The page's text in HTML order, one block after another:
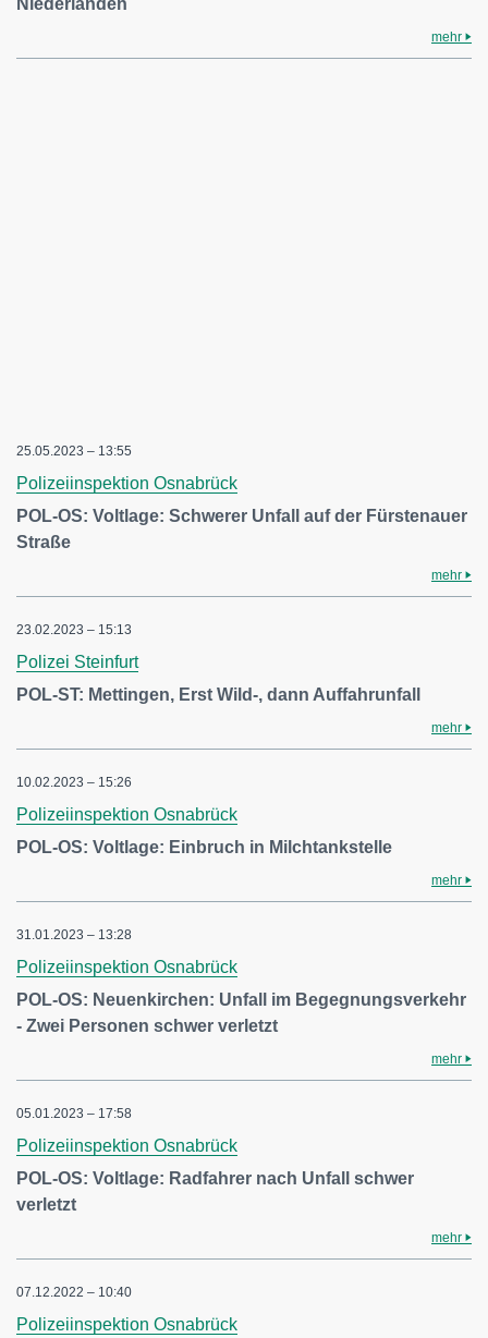
mehr
25.05.2023 – 13:55
Polizeiinspektion Osnabrück
POL-OS: Voltlage: Schwerer Unfall auf der Fürstenauer
Straße
mehr
23.02.2023 – 15:13
Polizei Steinfurt
POL-ST: Mettingen, Erst Wild-, dann Auffahrunfall
mehr
10.02.2023 – 15:26
Polizeiinspektion Osnabrück
POL-OS: Voltlage: Einbruch in Milchtankstelle
mehr
31.01.2023 – 13:28
Polizeiinspektion Osnabrück
POL-OS: Neuenkirchen: Unfall im Begegnungsverkehr
- Zwei Personen schwer verletzt
mehr
05.01.2023 – 17:58
Polizeiinspektion Osnabrück
POL-OS: Voltlage: Radfahrer nach Unfall schwer
verletzt
mehr
07.12.2022 – 10:40
Polizeiinspektion Osnabrück